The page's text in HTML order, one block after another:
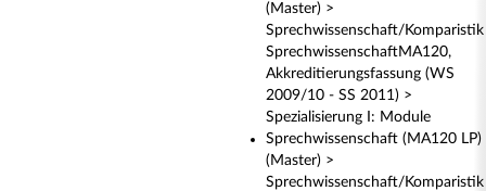
(Master) >
Sprechwissenschaft/Komparistik
SprechwissenschaftMA120,
Akkreditierungsfassung (WS
2009/10 - SS 2011) >
Spezialisierung I: Module
Sprechwissenschaft (MA120 LP)
(Master) >
Sprechwissenschaft/Komparistik